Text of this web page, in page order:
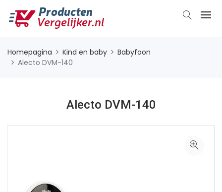
Homepagina Kind en baby
Babyfoon
Alecto DVM-140
Alecto DVM-140